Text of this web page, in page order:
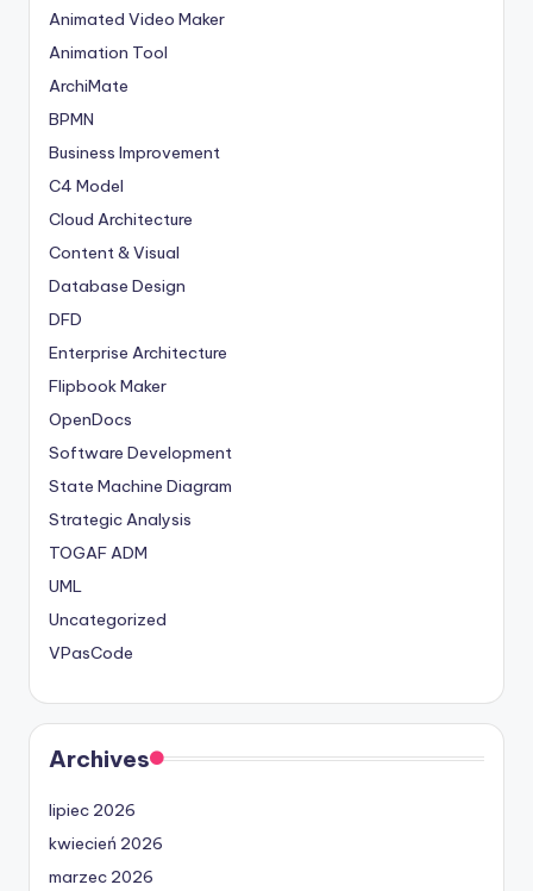
Animated Video Maker
Animation Tool
ArchiMate
BPMN
Business Improvement
C4 Model
Cloud Architecture
Content & Visual
Database Design
DFD
Enterprise Architecture
Flipbook Maker
OpenDocs
Software Development
State Machine Diagram
Strategic Analysis
TOGAF ADM
UML
Uncategorized
VPasCode
Archives
lipiec 2026
kwiecień 2026
marzec 2026